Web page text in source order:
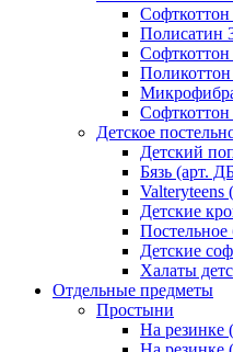
Полисатин
Детское
Детский
Бязь (арт.
Valteryteens
Детские
Постельное
Детские
Халаты
Отдельные предметы
Простыни
На